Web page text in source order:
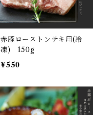
赤豚ローストンテキ用(冷
凍) 150g
¥550